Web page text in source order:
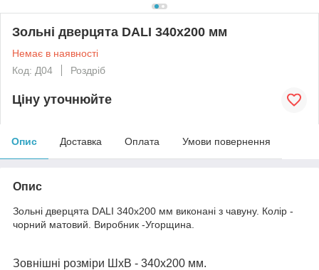
Зольні дверцята DALI 340х200 мм
Немає в наявності
Код: Д04
Роздріб
Ціну уточнюйте
Опис Доставка Оплата Умови повернення
Опис
Зольні дверцята DALI 340х200 мм виконані з чавуну. Колір -
чорний матовий. Виробник -Угорщина.
Зовнішні розміри ШхВ - 340х200 мм.